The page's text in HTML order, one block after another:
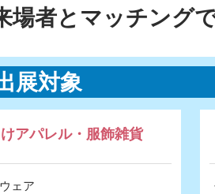
場者とマッチング
展対象
アパレル・服飾雑貨
ェア